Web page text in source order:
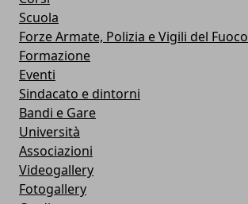
Scuola
Forze Armate, Polizia e Vigili del Fuoco
Formazione
Eventi
Sindacato e dintorni
Bandi e Gare
Università
Associazioni
Videogallery
Fotogallery